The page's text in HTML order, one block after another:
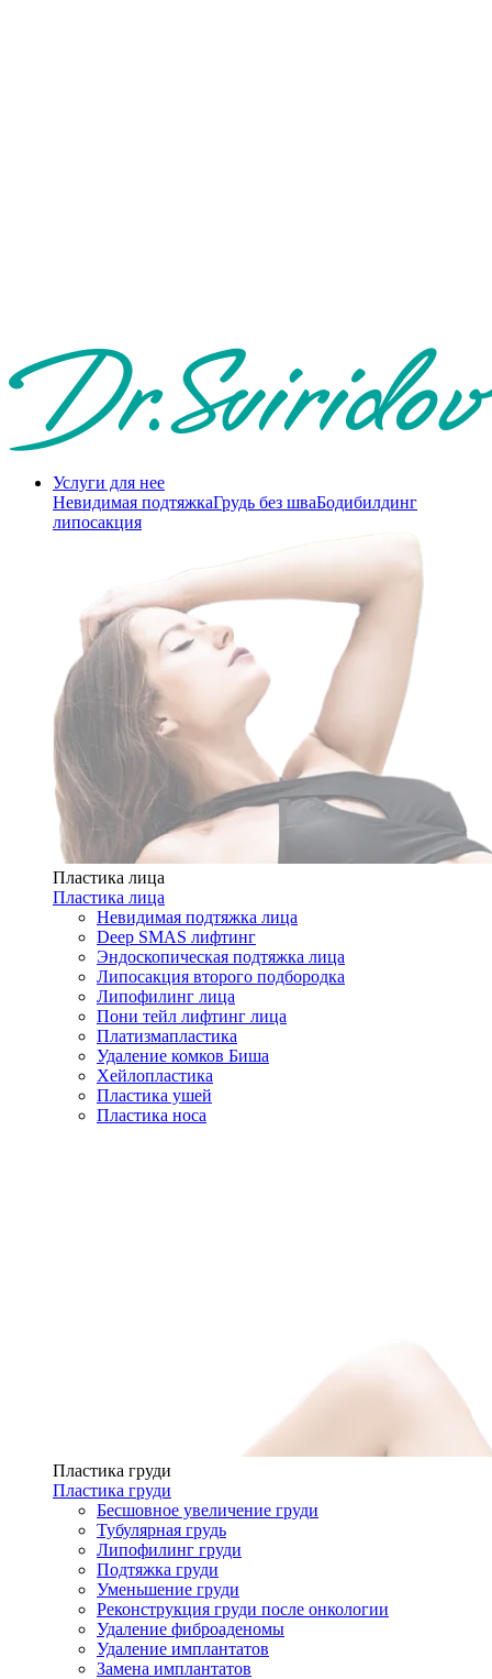
Услуги для нее
Невидимая подтяжкаГрудь без шваБодибилдинг
липосакция
Пластика лица
Пластика лица
Невидимая подтяжка лица
Deep SMAS лифтинг
Эндоскопическая подтяжка лица
Липосакция второго подбородка
Липофилинг лица
Пони тейл лифтинг лица
Платизмапластика
Удаление комков Биша
Хейлопластика
Пластика ушей
Пластика носа
Пластика груди
Пластика груди
Бесшовное увеличение груди
Тубулярная грудь
Липофилинг груди
Подтяжка груди
Уменьшение груди
Реконструкция груди после онкологии
Удаление фиброаденомы
Удаление имплантатов
Замена имплантатов